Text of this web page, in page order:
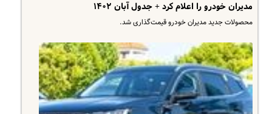
مدیران خودرو را اعلام کرد + جدول آبان ۱۴۰۲
محصولات جدید مدیران خودرو قیمت‌گذاری شد.​